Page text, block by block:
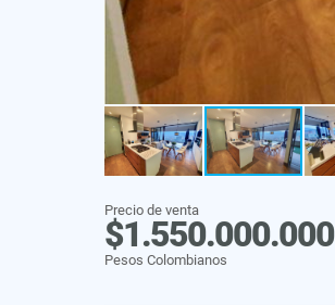
Precio de venta
$1.550.000.000
Pesos Colombianos